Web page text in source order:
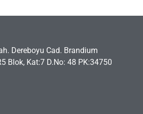
Dereboyu Cad. Brandium
Blok, Kat:7 D.No: 48 PK:34750